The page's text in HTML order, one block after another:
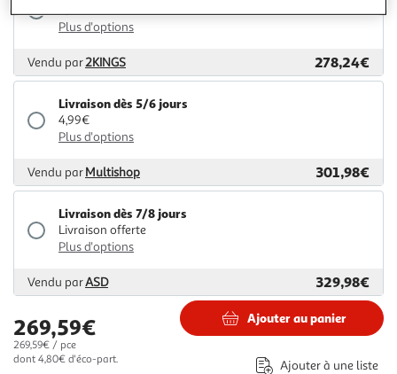
4,99€
Plus d'options
Vendu par2KINGS 278,24€
Livraison dès 5/6 jours
4,99€
Plus d'options
Vendu parMultishop 301,98€
Livraison dès 7/8 jours
Livraison offerte
Plus d'options
Vendu parASD 329,98€
269,59€
269,59€ / pce
dont 4,80€ d'éco-part.
Ajouter au panier
Ajouter à une liste